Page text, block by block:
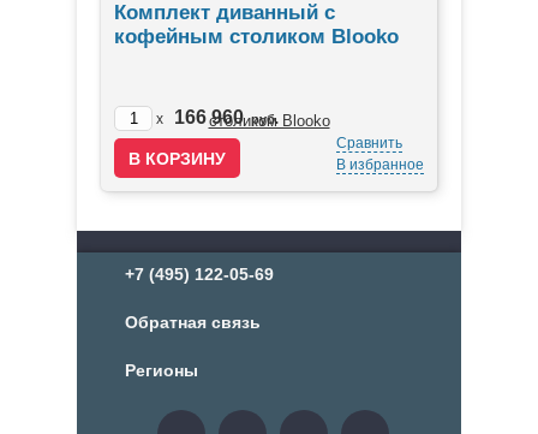
Комплект диванный с
кофейным столиком Blooko
x 166 960 руб.
Сравнить
В избранное
+7 (495) 122-05-69
Обратная связь
Регионы